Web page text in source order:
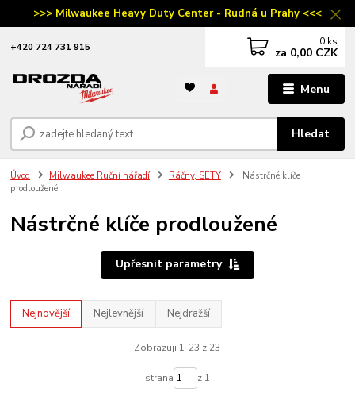
>>> Milwaukee Heavy Duty Center - Rudná u Prahy <<<
Menu
Hledat
‭+420 724 731 915 0 ks
za 0,00 CZK
Úvod Milwaukee Ruční nářadí Ráčny, SETY
Nástrčné klíče
prodloužené
Nástrčné klíče prodloužené
Upřesnit parametry
Nejnovější Nejlevnější Nejdražší
Zobrazuji 1-23 z 23
strana z 1